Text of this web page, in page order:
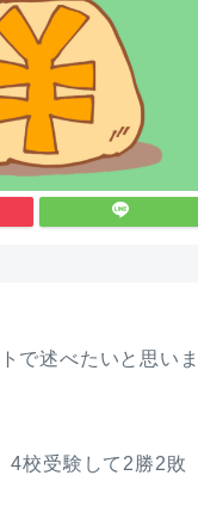
で述べたいと思いま
4校受験して2勝2敗